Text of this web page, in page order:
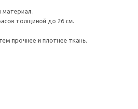
материал.
толщиной до 26 см.
прочнее и плотнее ткань.